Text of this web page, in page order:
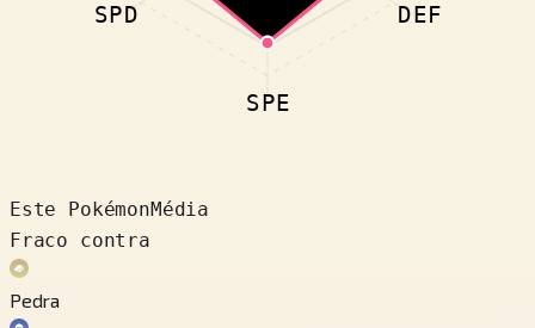
DEF
SPE
SPD
Este PokémonMédia
Fraco contra
Pedra